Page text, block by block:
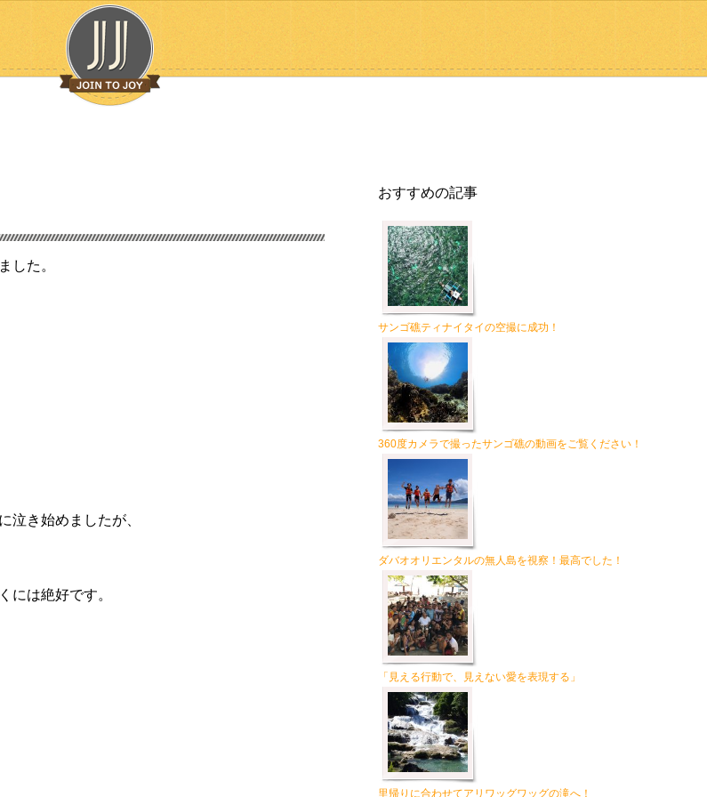
した。
泣き始めましたが、
には絶好です。
おすすめの記事
サンゴ礁ティナイタイの空撮に成功！
360度カメラで撮ったサンゴ礁の動画をご覧ください！
ダバオオリエンタルの無人島を視察！最高でした！
「見える行動で、見えない愛を表現する」
里帰りに合わせてアリワッグワッグの滝へ！